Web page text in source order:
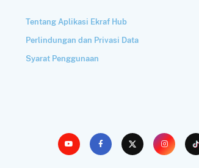
Tentang Aplikasi Ekraf Hub
Perlindungan dan Privasi Data
Syarat Penggunaan